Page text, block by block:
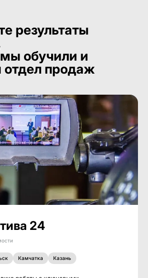
результаты
обучили и
отдел продаж
24
Камчатка Казань